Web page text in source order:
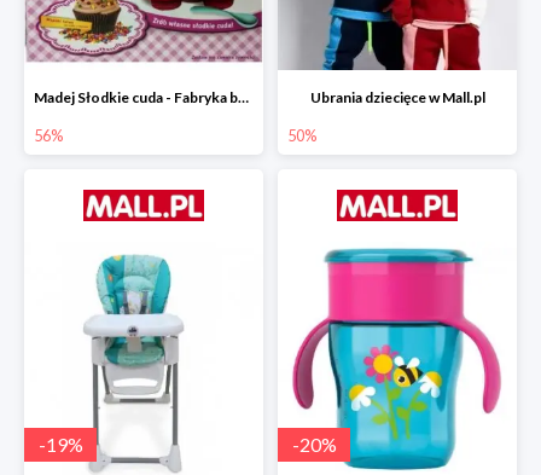
Madej Słodkie cuda - Fabryka babeczek
56%
Ubrania dziecięce w Mall.pl
50%
-19% -20%